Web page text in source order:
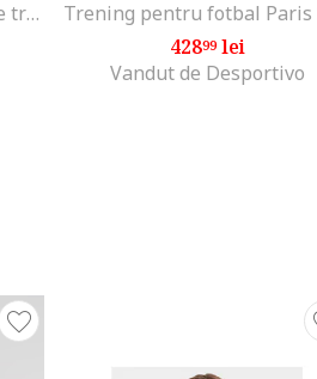
Set de bluza si pantaloni de trening cu imprimeu logo Minicat, Negru/Albastru prafuit/Bej deschis
42899lei
Vandut de Desportivo